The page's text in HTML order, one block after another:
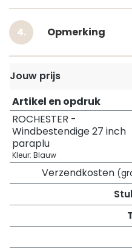
Opmerking
Jouw prijs
Artikel en opdruk
ROCHESTER -
Windbestendige 27 inch
paraplu
Kleur: Blauw
Verzendkosten